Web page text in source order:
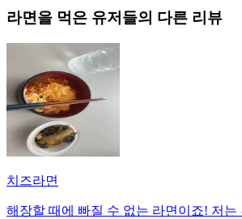
라면 을 먹은 유저들의 다른 리뷰
치즈라면
해장할 때에 빠질 수 없는 라면이죠! 저는